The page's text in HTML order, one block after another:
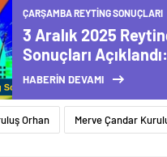
ÇARŞAMBA REYTING SONUÇLARI
3 Aralık 2025
Sonuçları
Rüya, Kuruluş Orhan
Vurdu
HABERİN DEVAMI
Orhan Merve Çandar